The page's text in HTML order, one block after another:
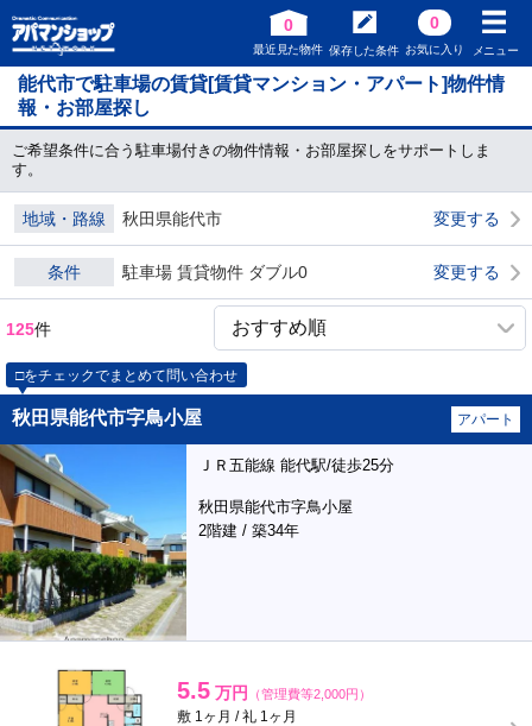
0
最近見た物件 保存した条件
0
お気に入り メニュー
能代市で駐車場の賃貸[賃貸マンション・アパート]物件情
報・お部屋探し
ご希望条件に合う駐車場付きの物件情報・お部屋探しをサポートしま
す。
地域・路線 秋田県能代市 変更する
条件 駐車場 賃貸物件 ダブル0 変更する
125件
□をチェックでまとめて問い合わせ
秋田県能代市字鳥小屋 アパート
ＪＲ五能線 能代駅/徒歩25分
秋田県能代市字鳥小屋
2階建 / 築34年
5.5 万円 （管理費等2,000円）
敷 1ヶ月 / 礼 1ヶ月